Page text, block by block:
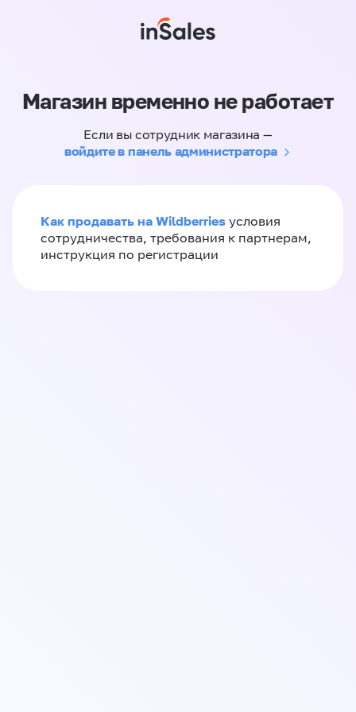
Магазин временно не работает
Если вы сотрудник магазина —
войдите в панель администратора
Как продавать на Wildberries условия
сотрудничества, требования к партнерам,
инструкция по регистрации